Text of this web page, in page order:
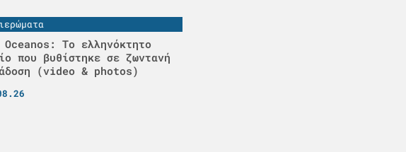
Oceanos: Το ελληνόκτητο
που βυθίστηκε σε ζωντανή
(video & photos)